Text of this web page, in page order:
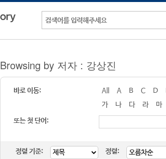
Browsing by 저자 : 강상진
바로 이동: All A B C D
가
나 다 라 마
또는 첫 단어:
정렬 기준: 정렬: